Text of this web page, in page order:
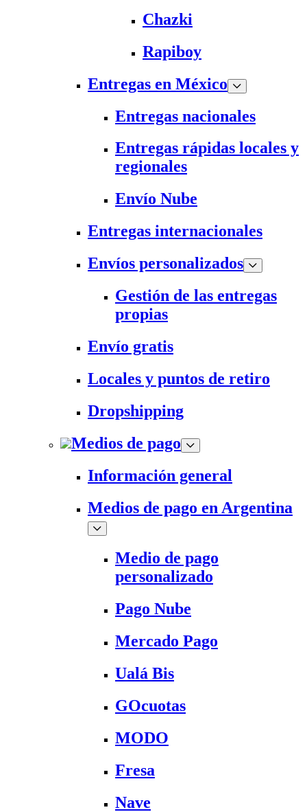
Chazki
Rapiboy
Entregas en México
Entregas nacionales
Entregas rápidas locales y
regionales
Envío Nube
Entregas internacionales
Envíos personalizados
Gestión de las entregas
propias
Envío gratis
Locales y puntos de retiro
Dropshipping
Medios de pago
Información general
Medios de pago en Argentina
Medio de pago
personalizado
Pago Nube
Mercado Pago
Ualá Bis
GOcuotas
MODO
Fresa
Nave